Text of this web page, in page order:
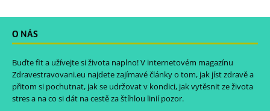
O NÁS
Buďte fit a užívejte si života naplno! V internetovém magazínu
Zdravestravovani.eu najdete zajímavé články o tom, jak jíst zdravě a
přitom si pochutnat, jak se udržovat v kondici, jak vytěsnit ze života
stres a na co si dát na cestě za štíhlou linií pozor.